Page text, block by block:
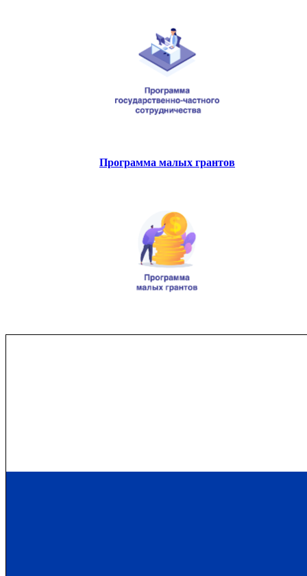
Программа малых грантов